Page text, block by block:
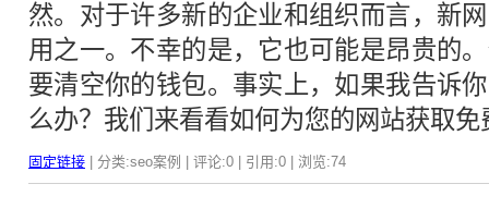
然。对于许多新的企业和组织而言，新
用之一。不幸的是，它也可能是昂贵的
要清空你的钱包。事实上，如果我告诉
么办？我们来看看如何为您的网站获取免
固定链接 | 分类:seo案例 | 评论:0 | 引用:0 | 浏览:74